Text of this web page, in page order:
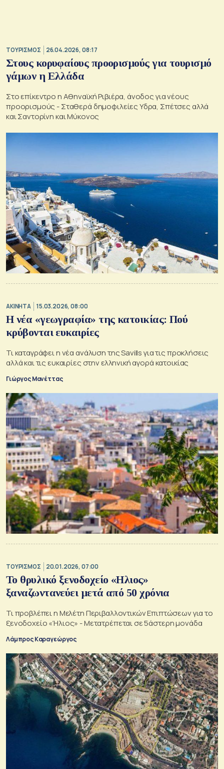
ΤΟΥΡΙΣΜΟΣ 26.04.2026, 08:17
Στους κορυφαίους προορισμούς για τουρισμό
γάμων η Ελλάδα
Στο επίκεντρο η Αθηναϊκή Ριβιέρα, άνοδος για νέους
προορισμούς - Σταθερά δημοφιλείες Υδρα, Σπέτσες αλλά
και Σαντορίνη και Μύκονος
ΑΚΙΝΗΤΑ 15.03.2026, 08:00
Η νέα «γεωγραφία» της κατοικίας: Πού
κρύβονται ευκαιρίες
Τι καταγράφει η νέα ανάλυση της Savills για τις προκλήσεις
αλλά και τις ευκαιρίες στην ελληνική αγορά κατοικίας
Γιώργος Μανέττας
ΤΟΥΡΙΣΜΟΣ 20.01.2026, 07:00
Το θρυλικό ξενοδοχείο «Ηλιος»
ξαναζωντανεύει μετά από 50 χρόνια
Τι προβλέπει η Μελέτη Περιβαλλοντικών Επιπτώσεων για το
ξενοδοχείο «Ήλιος» - Μετατρέπεται σε 5άστερη μονάδα
Λάμπρος Καραγεώργος